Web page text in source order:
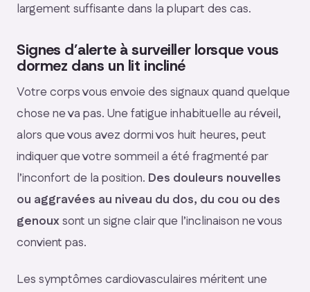
largement suffisante dans la plupart des cas.
Signes d’alerte à surveiller lorsque vous
dormez dans un lit incliné
Votre corps vous envoie des signaux quand quelque
chose ne va pas. Une fatigue inhabituelle au réveil,
alors que vous avez dormi vos huit heures, peut
indiquer que votre sommeil a été fragmenté par
l’inconfort de la position. Des douleurs nouvelles
ou aggravées au niveau du dos, du cou ou des
genouxsont un signe clair que l’inclinaison ne vous
convient pas.
Les symptômes cardiovasculaires méritent une